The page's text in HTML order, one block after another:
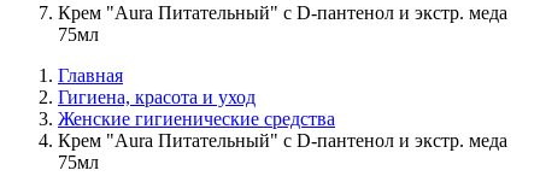
Крем "Aura Питательный" с D-пантенол и экстр. меда
75мл
Главная
Гигиена, красота и уход
Женские гигиенические средства
Крем "Aura Питательный" с D-пантенол и экстр. меда
75мл